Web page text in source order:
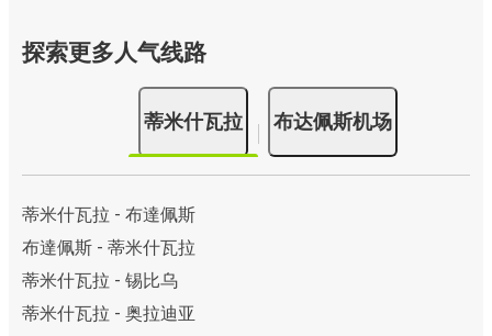
探索更多人气线路
蒂米什瓦拉 布达佩斯机场
蒂米什瓦拉 - 布達佩斯
布達佩斯 - 蒂米什瓦拉
蒂米什瓦拉 - 锡比乌
蒂米什瓦拉 - 奥拉迪亚